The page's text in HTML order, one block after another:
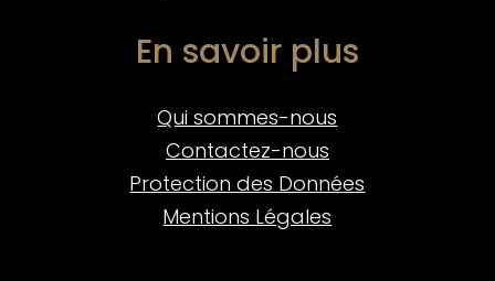
En savoir plus
Qui sommes-nous
Contactez-nous
Protection des Données
Mentions Légales